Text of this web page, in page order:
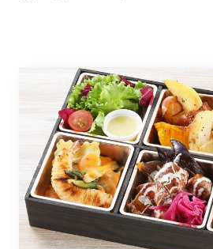
採用情報
店舗検索